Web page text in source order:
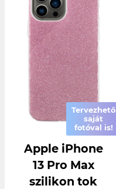
Tervezhető
saját
fotóval is!
Apple iPhone
13 Pro Max
szilikon tok